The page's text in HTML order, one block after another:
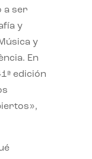
a ser
y
y
En
edición